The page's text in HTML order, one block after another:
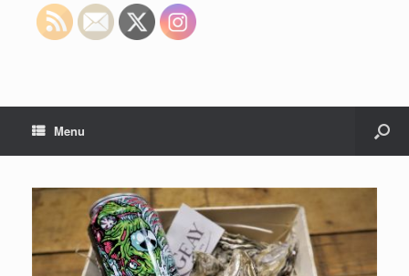
Menu